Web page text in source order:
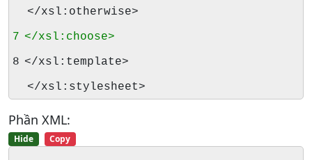
</xsl:otherwise>
7 </xsl:choose>
8 </xsl:template>
</xsl:stylesheet>
Phần XML:
Hide Copy